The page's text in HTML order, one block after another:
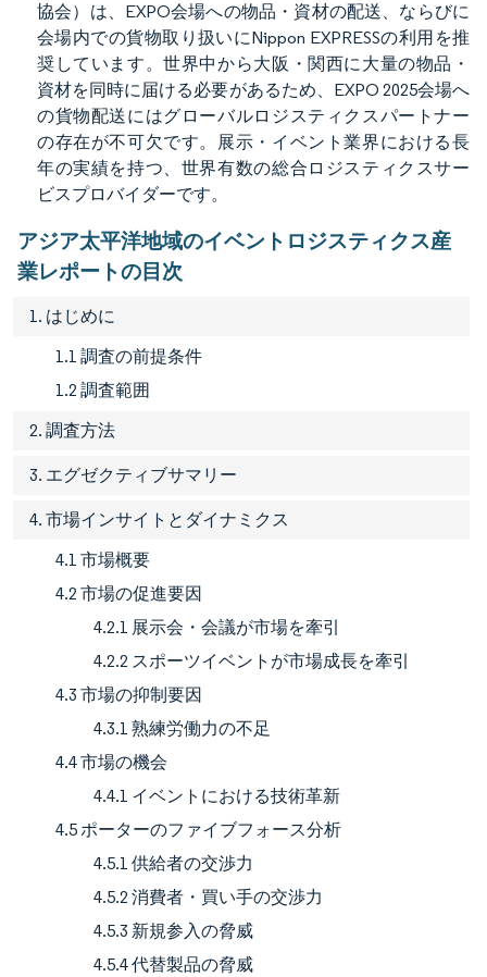
協会）は、EXPO会場への物品・資材の配送、ならびに
会場内での貨物取り扱いにNippon EXPRESSの利用を推
奨しています。世界中から大阪・関西に大量の物品・
資材を同時に届ける必要があるため、EXPO 2025会場へ
の貨物配送にはグローバルロジスティクスパートナー
の存在が不可欠です。展示・イベント業界における長
年の実績を持つ、世界有数の総合ロジスティクスサー
ビスプロバイダーです。
アジア太平洋地域のイベントロジスティクス産
業レポートの目次
1. はじめに
1.1 調査の前提条件
1.2 調査範囲
2. 調査方法
3. エグゼクティブサマリー
4. 市場インサイトとダイナミクス
4.1 市場概要
4.2 市場の促進要因
4.2.1 展示会・会議が市場を牽引
4.2.2 スポーツイベントが市場成長を牽引
4.3 市場の抑制要因
4.3.1 熟練労働力の不足
4.4 市場の機会
4.4.1 イベントにおける技術革新
4.5 ポーターのファイブフォース分析
4.5.1 供給者の交渉力
4.5.2 消費者・買い手の交渉力
4.5.3 新規参入の脅威
4.5.4 代替製品の脅威